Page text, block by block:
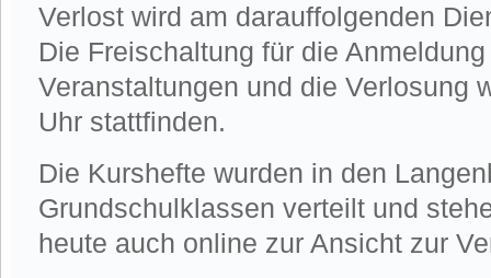
Verlost wird am darauffolgenden
Die Freischaltung für die
Veranstaltungen und die Verlosung
Uhr stattfinden.
Die Kurshefte wurden in den
Grundschulklassen verteilt und
heute auch online zur Ansicht zur